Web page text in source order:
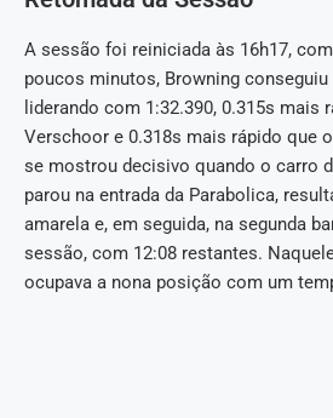
A sessão foi reiniciada às 16h17,
poucos minutos, Browning
liderando com 1:32.390, 0.315s mais
Verschoor e 0.318s mais rápido que
se mostrou decisivo quando o carro
parou na entrada da Parabolica,
amarela e, em seguida, na segunda
sessão, com 12:08 restantes.
ocupava a nona posição com um